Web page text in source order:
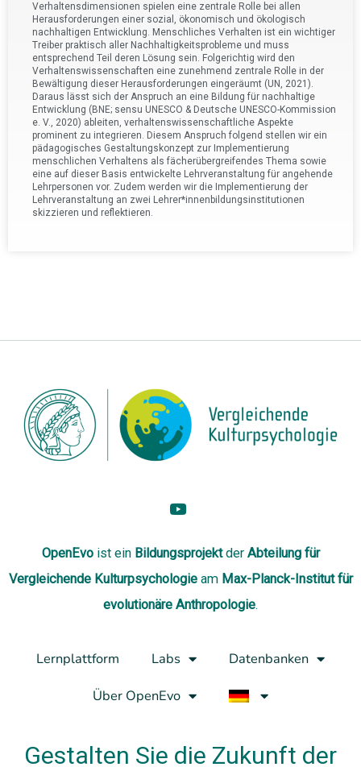
Verhaltensdimensionen spielen eine zentrale Rolle bei allen
Herausforderungen einer sozial, ökonomisch und ökologisch
nachhaltigen Entwicklung. Menschliches Verhalten ist ein wichtiger
Treiber praktisch aller Nachhaltigkeitsprobleme und muss
entsprechend Teil deren Lösung sein. Folgerichtig wird den
Verhaltenswissenschaften eine zunehmend zentrale Rolle in der
Bewältigung dieser Herausforderungen eingeräumt (UN, 2021).
Daraus lässt sich der Anspruch an eine Bildung für nachhaltige
Entwicklung (BNE; sensu UNESCO & Deutsche UNESCO-Kommission
e. V., 2020) ableiten, verhaltenswissenschaftliche Aspekte
prominent zu integrieren. Diesem Anspruch folgend stellen wir ein
pädagogisches Gestaltungskonzept zur Implementierung
menschlichen Verhaltens als fächerübergreifendes Thema sowie
eine auf dieser Basis entwickelte Lehrveranstaltung für angehende
Lehrpersonen vor. Zudem werden wir die Implementierung der
Lehrveranstaltung an zwei Lehrer*innenbildungsinstitutionen
skizzieren und reflektieren.
OpenEvo ist ein Bildungsprojekt der Abteilung für
Vergleichende Kulturpsychologieam Max-Planck-Institut für
evolutionäre Anthropologie.
Lernplattform Labs
Datenbanken
Über OpenEvo
Gestalten Sie die Zukunft der